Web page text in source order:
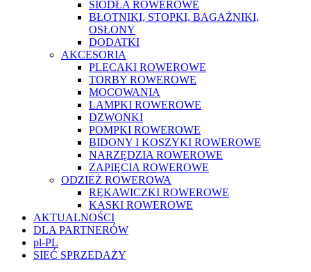
SIODŁA ROWEROWE
BŁOTNIKI, STOPKI, BAGAŻNIKI,
OSŁONY
DODATKI
AKCESORIA
PLECAKI ROWEROWE
TORBY ROWEROWE
MOCOWANIA
LAMPKI ROWEROWE
DZWONKI
POMPKI ROWEROWE
BIDONY I KOSZYKI ROWEROWE
NARZĘDZIA ROWEROWE
ZAPIĘCIA ROWEROWE
ODZIEŻ ROWEROWA
RĘKAWICZKI ROWEROWE
KASKI ROWEROWE
AKTUALNOŚCI
DLA PARTNERÓW
pl-PL
SIEĆ SPRZEDAŻY